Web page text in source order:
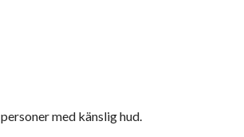
med känslig hud.